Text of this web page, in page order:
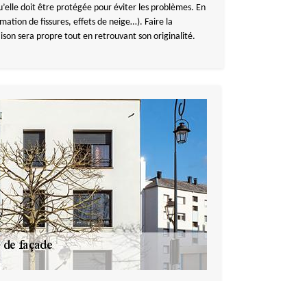
doit être protégée pour éviter les problèmes. En
de fissures, effets de neige…). Faire la
sera propre tout en retrouvant son originalité.